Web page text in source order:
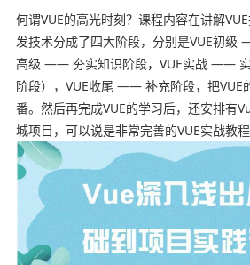
何谓VUE的高光时刻？课程内容在讲解
发技术分成了四大阶段，分别是VUE初级
高级 —— 夯实知识阶段，VUE实战 —— 实
阶段），VUE收尾 —— 补充阶段，把VUE
番。然后再完成VUE的学习后，还安排有
城项目，可以说是非常完善的VUE实战教程